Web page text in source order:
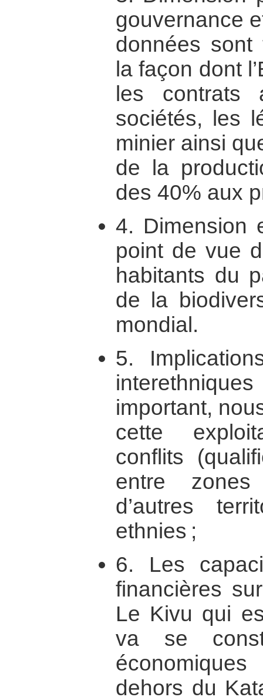
gouvernance
données sont
la façon dont
les contrats
sociétés, les
minier ainsi
de la
des 40% aux
4. Dimension
point de vue
habitants du
de la
mondial.
5.
important,
cette
conflits
entre
d’autres
ethnies ;
6. Les
financières
Le Kivu qui
va se
dehors du